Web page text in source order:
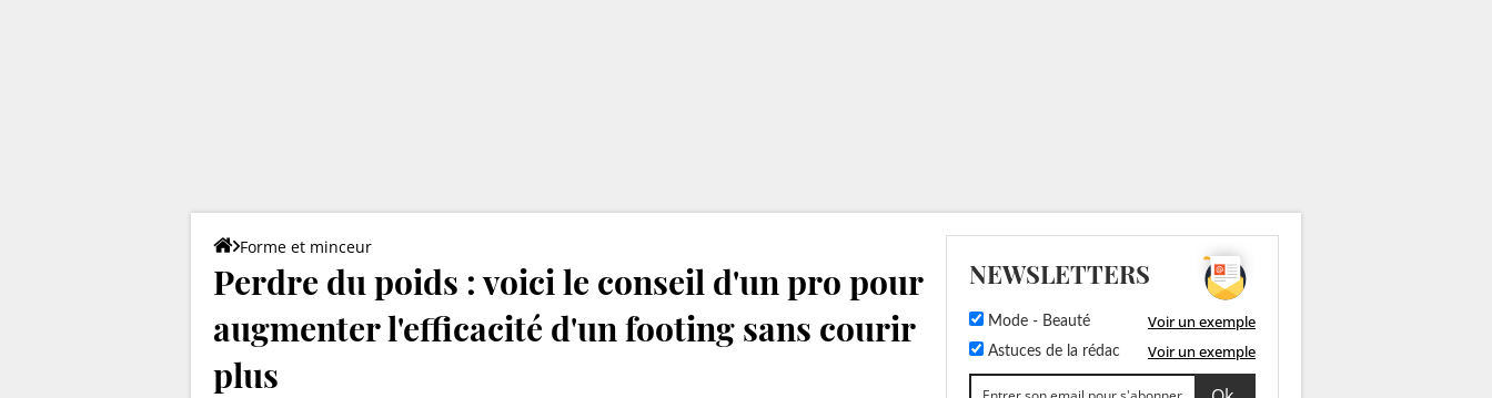
Forme et minceur
Perdre du poids : voici le conseil d'un pro pour
augmenter l'efficacité d'un footing sans courir
plus
NEWSLETTERS
Mode - Beauté Voir un exemple
Astuces de la rédac Voir un exemple